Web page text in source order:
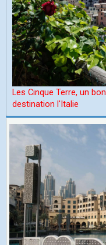
Les Cinque Terre, un
destination l'Italie